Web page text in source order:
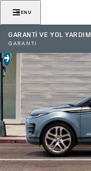
MENU
GARANTİ VE YOL YARDIM
GARANTİ